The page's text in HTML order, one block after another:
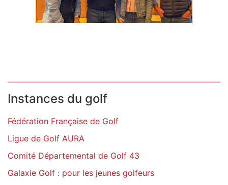
Instances du golf
Fédération Française de Golf
Ligue de Golf AURA
Comité Départemental de Golf 43
Galaxie Golf : pour les jeunes golfeurs